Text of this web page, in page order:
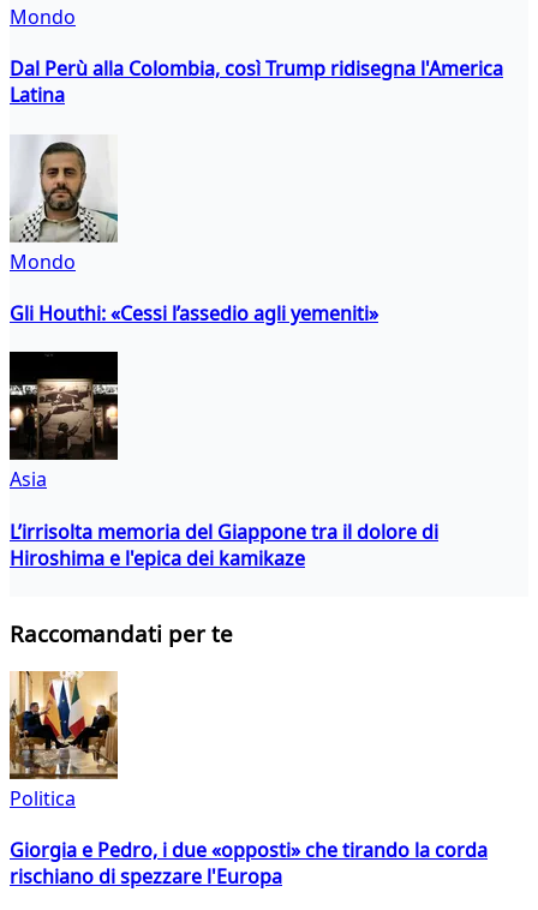
Mondo
Dal Perù alla Colombia, così Trump ridisegna l'America
Latina
Mondo
Gli Houthi: «Cessi l’assedio agli yemeniti»
Asia
L’irrisolta memoria del Giappone tra il dolore di
Hiroshima e l'epica dei kamikaze
Raccomandati per te
Politica
Giorgia e Pedro, i due «opposti» che tirando la corda
rischiano di spezzare l'Europa